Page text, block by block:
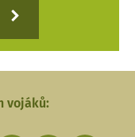
vojáků: